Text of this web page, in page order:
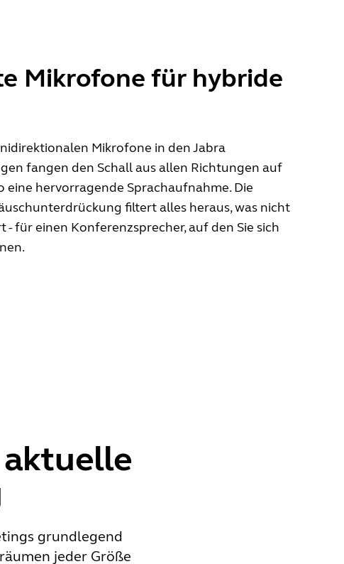
Mikrofone für hybride
Mikrofone in den Jabra
fangen den Schall aus allen Richtungen auf
eine hervorragende Sprachaufnahme. Die
filtert alles heraus, was nicht
- für einen Konferenzsprecher, auf den Sie sich
grundlegend
jeder Größe